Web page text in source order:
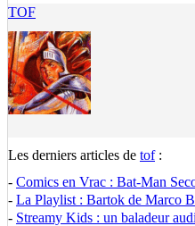
TOF
Les derniers articles de tof:
- Comics en Vrac : Bat-Man
- La Playlist : Bartok de Marco
- Streamy Kids : un baladeur